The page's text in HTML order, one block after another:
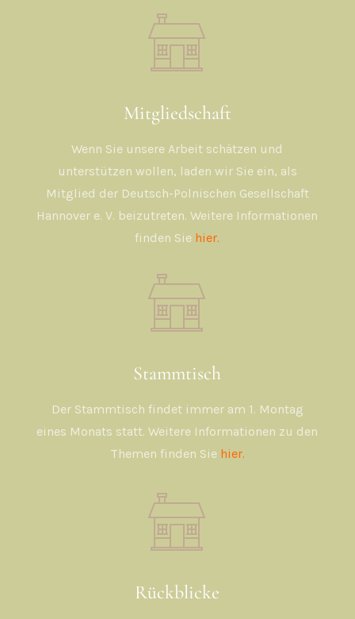
Mitgliedschaft
Wenn Sie unsere Arbeit schätzen und
unterstützen wollen, laden wir Sie ein, als
Mitglied der Deutsch-Polnischen Gesellschaft
Hannover e. V. beizutreten. Weitere Informationen
finden Sie hier.
Stammtisch
Der Stammtisch findet immer am 1. Montag
eines Monats statt. Weitere Informationen zu den
Themen finden Sie hier.
Rückblicke